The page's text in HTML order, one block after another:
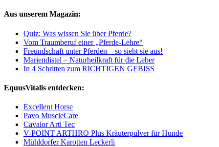
Aus unserem Magazin:
Quiz: Was wissen Sie über Pferde?
Vom Traumberuf einer „Pferde-Lehre“
Freundschaft unter Pferden – so sieht sie aus!
Mariendistel – Naturheilkraft für die Leber
In 4 Schritten zum RICHTIGEN GEBISS
EquusVitalis entdecken:
Excellent Horse
Pavo MuscleCare
Cavalor Arti Tec
V-POINT ARTHRO Plus Kräuterpulver für Hunde
Mühldorfer Karotten Leckerli